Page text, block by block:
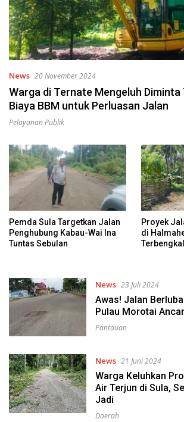
News 20 November 2024
Warga di Ternate Mengeluh Diminta
Biaya BBM untuk Perluasan Jalan
Pelayanan Publik
Pemda Sula Targetkan Jalan
Penghubung Kabau-Wai Ina
Tuntas Sebulan
Proyek
di
News 23 Juli 2024
Awas! Jalan
Pulau Morotai
Pantauan
News 21 Juni 2024
Warga Keluhkan
Air Terjun di Sula,
Jadi
Daerah